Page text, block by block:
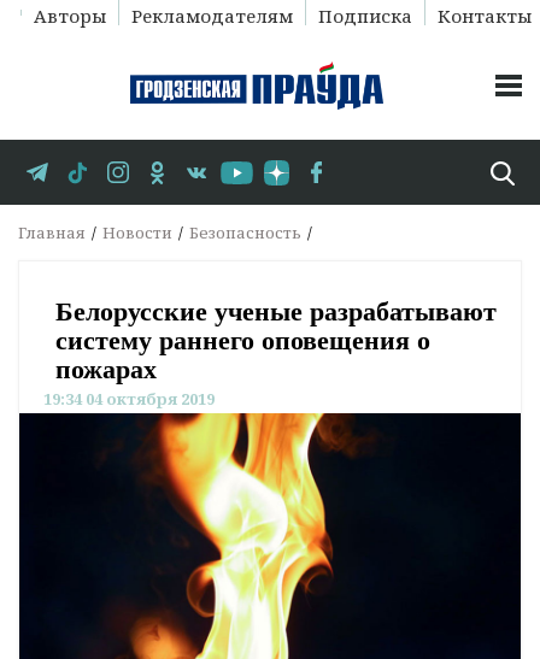
Авторы Рекламодателям Подписка Контакты
Главная Новости Безопасность
Белорусские ученые разрабатывают
систему раннего оповещения о
пожарах
19:34 04 октября 2019